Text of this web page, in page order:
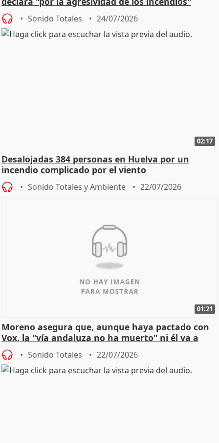
Sonido Totales 24/07/2026
02:17
Desalojadas 384 personas en Huelva por un
incendio complicado por el viento
Sonido Totales y Ambiente 22/07/2026
01:21
Moreno asegura que, aunque haya pactado con
Vox, la "vía andaluza no ha muerto" ni él va a
"cambiar"
Sonido Totales 22/07/2026